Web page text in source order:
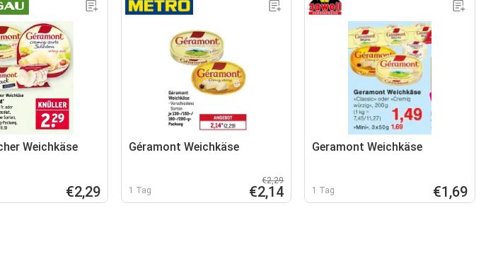
Weichkäse
€2,29
Géramont Weichkäse
1 Tag
€2,29
€2,14
Geramont Weichkäse
1 Tag €1,69